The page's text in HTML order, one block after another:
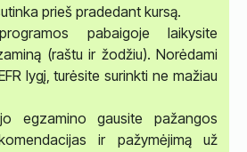
prieš pradedant kursą.
pabaigoje laikysite
(raštu ir žodžiu). Norėdami
lygį, turėsite surinkti ne mažiau
egzamino gausite pažangos
ir pažymėjimą už